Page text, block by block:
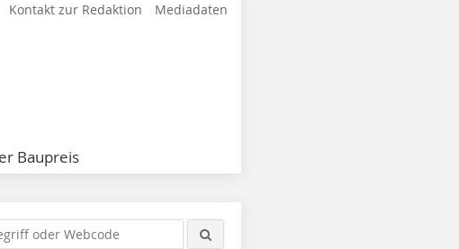
Kontakt zur Redaktion Mediadaten
Baupreis